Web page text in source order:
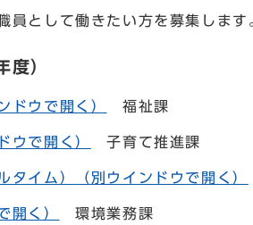
員として働きたい方を募集します
度）
ドウで開く） 福祉課
ウで開く） 子育て推進課
タイム） （別ウインドウで開く）
開く） 環境業務課